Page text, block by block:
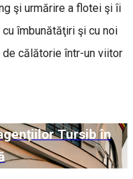
şi urmărire a flotei şi ȋi
ȋmbunătăţiri şi cu noi
călătorie ȋntr-un viitor
Tursib în